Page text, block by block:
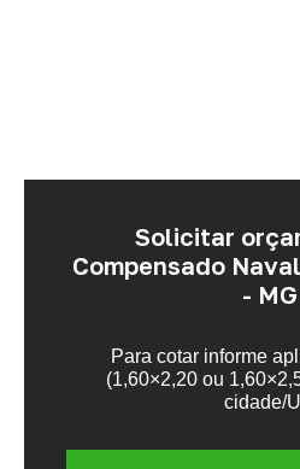
Solicitar
Compensado
- MG
Para cotar informe
(1,60×2,20 ou
cidade/